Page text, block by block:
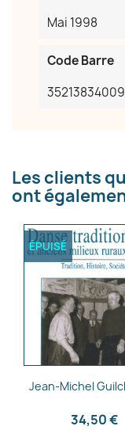
Mai 1998
Code Barre
Les clients
ont
Aperçu
Jean-Michel
34,50 €
ÉPUISÉ
Créer
Nom de la liste